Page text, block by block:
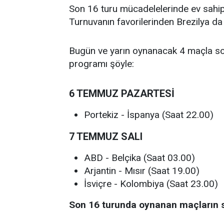
Son 16 turu mücadelelerinde ev
Turnuvanın favorilerinden Brezilya
Bugün ve yarın oynanacak 4 maçla
programı şöyle:
6 TEMMUZ PAZARTESİ
Portekiz - İspanya (Saat 22.00)
7 TEMMUZ SALI
ABD - Belçika (Saat 03.00)
Arjantin - Mısır (Saat 19.00)
İsviçre - Kolombiya (Saat 23.00)
Son 16 turunda oynanan maçların